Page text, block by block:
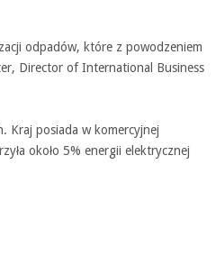
odpadów, które z powodzeniem
Director of International Business
Kraj posiada w komercyjnej
około 5% energii elektrycznej